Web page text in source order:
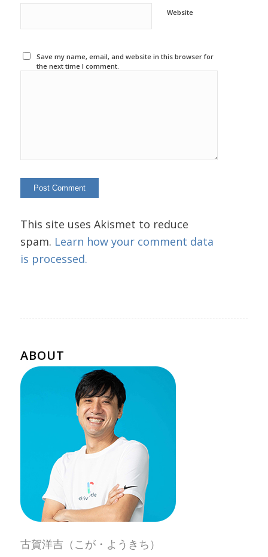
Website
Save my name, email, and website in this browser for
the next time I comment.
This site uses Akismet to reduce
spam. Learn how your comment data
is processed.
ABOUT
古賀洋吉（こが・ようきち）